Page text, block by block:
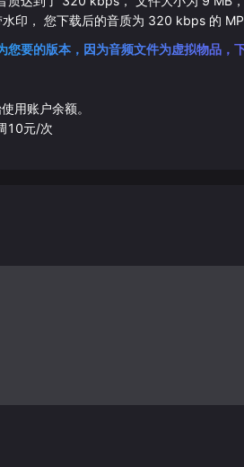
印， 您下载后的音质为 320 kbps 的
要的版本，因为音频文件为虚拟物品，
用账户余额。
10元/次